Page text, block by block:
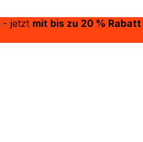
- jetzt mit bis zu 20 % Rabatt